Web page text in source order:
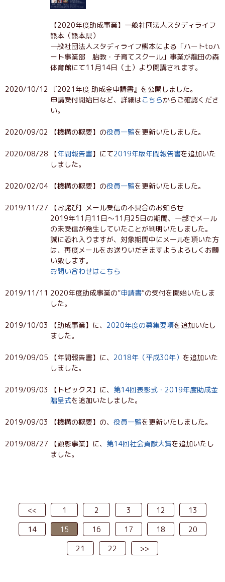
【2020年度助成事業】一般社団法人スタディライフ
熊本（熊本県）
一般社団法人スタディライフ熊本による「ハートtoハ
ート事業部 胎教・子育てスクール」事業が龍田の森
体育館にて11月14日（土）より開講されます。
2020/10/12
『2021年度 助成金申請書』を公開しました。
申請受付開始日など、詳細はこちらからご確認くださ
い。
2020/09/02 【機構の概要】の役員一覧を更新いたしました。
2020/08/28 【年間報告書】にて2019年版年間報告書を追加いた
しました。
2020/02/04 【機構の概要】の役員一覧を更新いたしました。
2019/11/27
【お詫び】メール受信の不具合のお知らせ
2019年11月11日～11月25日の期間、一部でメール
の未受信が発生していたことが判明いたしました。
誠に恐れ入りますが、対象期間中にメールを頂いた方
は、再度メールをお送りいだきますようよろしくお願
い致します。
お問い合わせはこちら
2019/11/11 2020年度助成事業の”申請書“の受付を開始いたしま
した。
2019/10/03 【助成事業】に、 2020年度の募集要項を追加いたし
ました。
2019/09/05 【年間報告書】に、 2018年（平成30年） を追加いた
しました。
2019/09/03 【トピックス】に、 第14回表彰式・2019年度助成金
贈呈式を追加いたしました。
2019/09/03 【機構の概要】の、 役員一覧を更新いたしました。
2019/08/27 【顕彰事業】に、 第14回社会貢献大賞を追加いたし
ました。
<< 1 2 3 12
13
14
15 16 17 18
20
21
22 >>